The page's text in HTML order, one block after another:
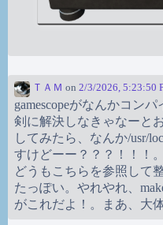
ＴＡＭ on 2/3/2026, 5:23:50
gamescopeがなんかコン
剣に解決しなきゃなーと
してみたら、なんか/usr/
すけどーー？？？！！！。
どうもこちらを参照して
たっぽい。やれやれ、
がこれだよ！。まあ、大